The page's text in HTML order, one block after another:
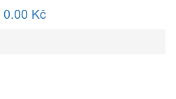
0.00 Kč